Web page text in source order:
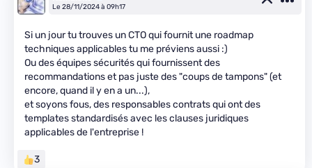
Le 28/11/2024 à 09h17
Si un jour tu trouves un CTO qui fournit une roadmap
techniques applicables tu me préviens aussi :)
Ou des équipes sécurités qui fournissent des
recommandations et pas juste des "coups de tampons" (et
encore, quand il y en a un...),
et soyons fous, des responsables contrats qui ont des
templates standardisés avec les clauses juridiques
applicables de l'entreprise !
3